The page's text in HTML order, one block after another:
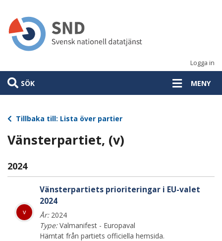
huvudinnehåll
Logga in
SÖK MENY
Tillbaka till: Lista över partier
Vänsterpartiet, (v)
2024
v
Vänsterpartiets prioriteringar i EU-valet
2024
År:2024
Type:Valmanifest - Europaval
Hämtat från partiets officiella hemsida.